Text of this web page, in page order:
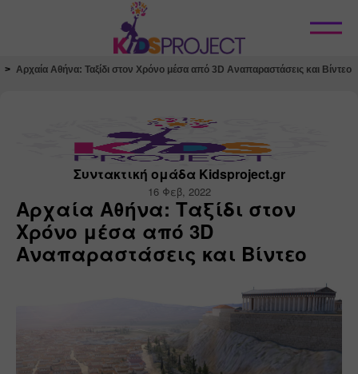
Κλείσιμο
Αρχαία Αθήνα: Ταξίδι στον Χρόνο μέσα από 3D Αναπαραστάσεις και Βίντεο
Συντακτική ομάδα Kidsproject.gr
16 Φεβ, 2022
Αρχαία Αθήνα: Ταξίδι στον
Χρόνο μέσα από 3D
Αναπαραστάσεις και Βίντεο